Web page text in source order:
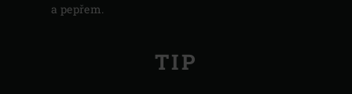
a pepřem.
TIP